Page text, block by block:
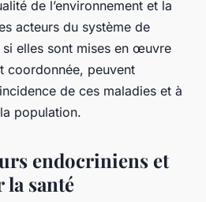
de l’environnement et la
acteurs du système de
si elles sont mises en œuvre
coordonnée, peuvent
de ces maladies et à
population.
endocriniens et
santé